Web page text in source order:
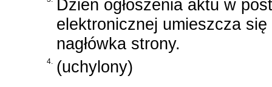
Dzień ogłoszenia aktu w
elektronicznej umieszcza
nagłówka strony.
4. (uchylony)